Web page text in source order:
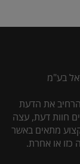
בע"מ
את הדעת
חוות דעת, עצה
מתאים באשר
כזו או אחרת.